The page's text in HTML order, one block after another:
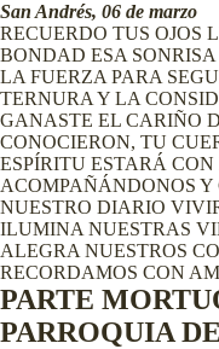
San Andrés, 06 de marzo
RECUERDO TUS OJOS
BONDAD ESA
LA FUERZA PARA
TERNURA Y LA
GANASTE EL CARIÑO
CONOCIERON, TU
ESPÍRITU ESTARÁ CON
ACOMPAÑÁNDONOS
NUESTRO DIARIO
ILUMINA NUESTRAS
ALEGRA NUESTROS
RECORDAMOS CON
PARTE
PARROQUIA